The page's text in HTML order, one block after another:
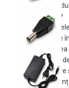
Kitul
de 2MP
folosite
clară și
Instalare